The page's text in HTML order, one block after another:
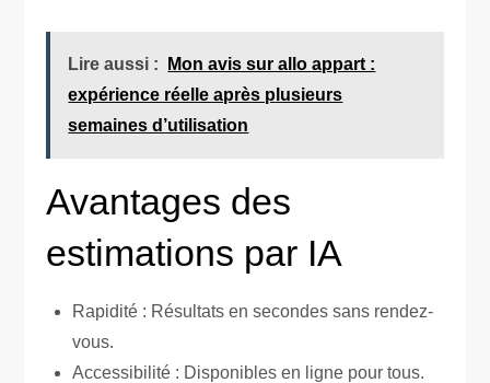
Lire aussi :
Mon avis sur allo appart :
expérience réelle après plusieurs
semaines d’utilisation
Avantages des
estimations par IA
Rapidité : Résultats en secondes sans rendez-
vous.
Accessibilité : Disponibles en ligne pour tous.